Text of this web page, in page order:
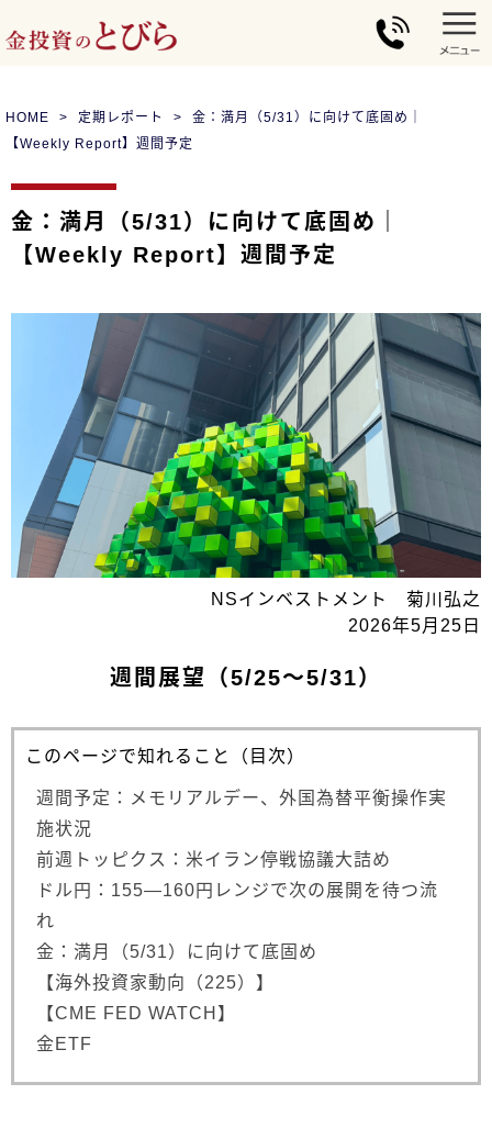
HOME 定期レポート
金：満月（5/31）に向けて底固め｜
【Weekly Report】週間予定
金：満月（5/31）に向けて底固め｜
【Weekly Report】週間予定
NSインベストメント 菊川弘之
2026年5月25日
週間展望（5/25～5/31）
このページで知れること（目次）
週間予定：メモリアルデー、外国為替平衡操作実
施状況
前週トッピクス：米イラン停戦協議大詰め
ドル円：155―160円レンジで次の展開を待つ流
れ
金：満月（5/31）に向けて底固め
【海外投資家動向（225）】
【CME FED WATCH】
金ETF